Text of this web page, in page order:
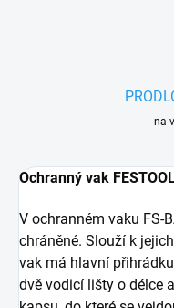
na
Ochranný vak
V ochranném vaku FS-
chráněné. Slouží k
vak má hlavní
dvě vodicí lišty o délce